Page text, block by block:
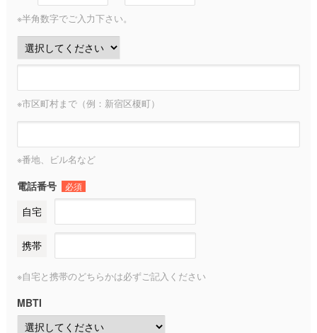
※半角数字でご入力下さい。
※市区町村まで（例：新宿区榎町）
※番地、ビル名など
電話番号 必須
自宅
携帯
※自宅と携帯のどちらかは必ずご記入ください
MBTI